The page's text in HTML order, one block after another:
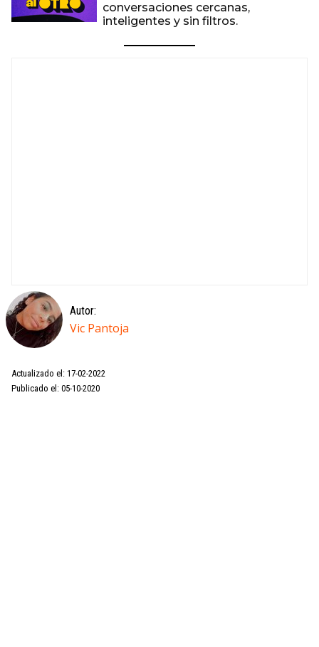
conversaciones cercanas,
inteligentes y sin filtros.
Autor:
Vic Pantoja
Actualizado el: 17-02-2022
Publicado el: 05-10-2020